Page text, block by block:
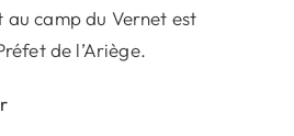
au camp du Vernet est
de l’Ariège.